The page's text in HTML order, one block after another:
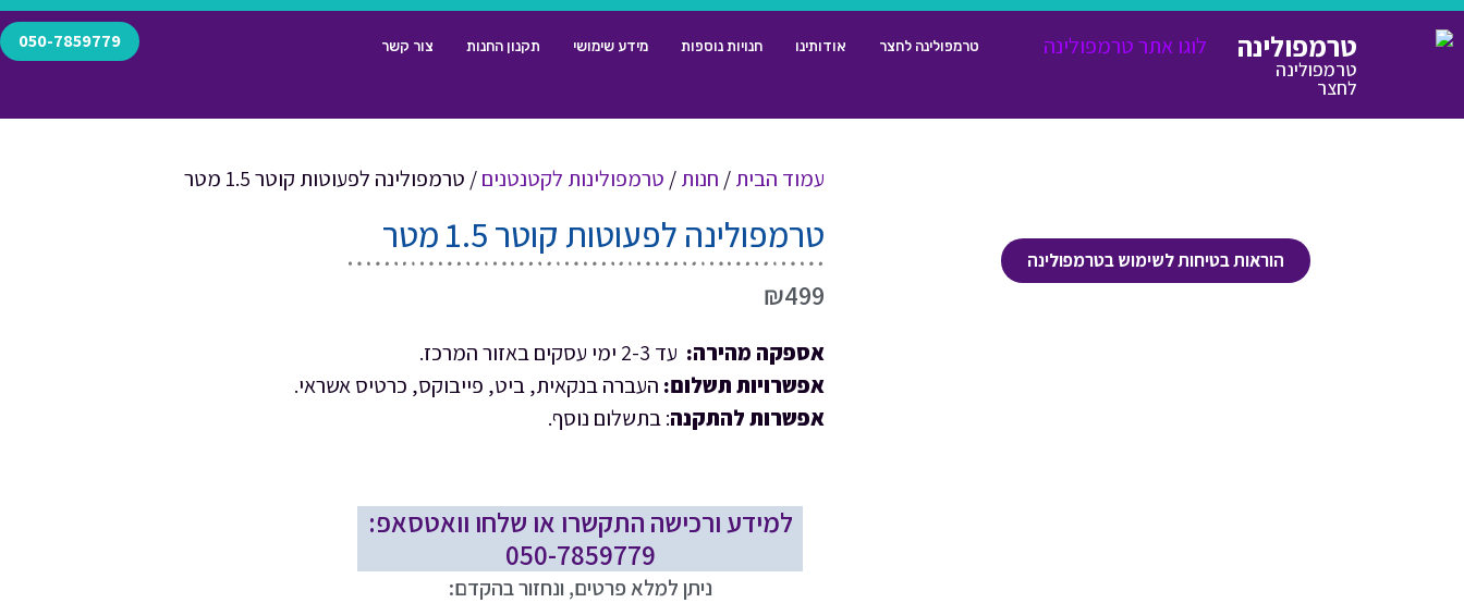
טרמפולינה
טרמפולינה
לחצר
טרמפולינה לחצר אודותינו חנויות נוספות מידע שימושי תקנון החנות צור קשר 050-7859779
הוראות בטיחות לשימוש בטרמפולינה
עמוד הבית/ חנות/ טרמפולינות לקטנטנים/ טרמפולינה לפעוטות קוטר 1.5 מטר
טרמפולינה לפעוטות קוטר 1.5 מטר
₪499
אספקה מהירה: עד 2-3 ימי עסקים באזור המרכז.
אפשרויות תשלום: העברה בנקאית, ביט, פייבוקס, כרטיס אשראי.
אפשרות להתקנה: בתשלום נוסף.
למידע ורכישה התקשרו או שלחו וואטסאפ:
050-7859779
ניתן למלא פרטים, ונחזור בהקדם: